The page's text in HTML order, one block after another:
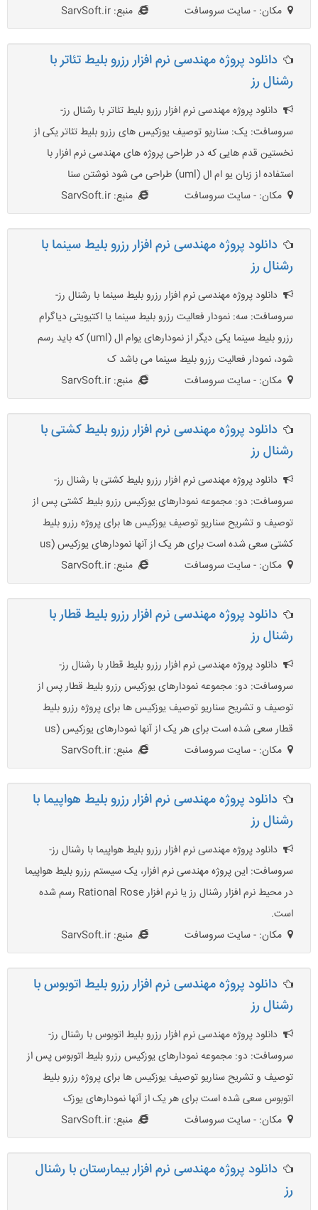
مکان: - سایت سروسافت
منبع: SarvSoft.ir
دانلود پروژه مهندسی نرم افزار رزرو بلیط تئاتر با
رشنال رز
دانلود پروژه مهندسی نرم افزار رزرو بلیط تئاتر با رشنال رز-
سروسافت: یک: سناریو توصیف یوزکیس های رزرو بلیط تئاتر یکی از
نخستین قدم هایی که در طراحی پروژه های مهندسی نرم افزار با
استفاده از زبان یو ام ال (uml) طراحی می شود نوشتن سنا
مکان: - سایت سروسافت
منبع: SarvSoft.ir
دانلود پروژه مهندسی نرم افزار رزرو بلیط سینما با
رشنال رز
دانلود پروژه مهندسی نرم افزار رزرو بلیط سینما با رشنال رز-
سروسافت: سه: نمودار فعالیت رزرو بلیط سینما یا اکتیویتی دیاگرام
رزرو بلیط سینما یکی دیگر از نمودارهای یوام ال (uml) که باید رسم
شود، نمودار فعالیت رزرو بلیط سینما می باشد ک
مکان: - سایت سروسافت
منبع: SarvSoft.ir
دانلود پروژه مهندسی نرم افزار رزرو بلیط کشتی با
رشنال رز
دانلود پروژه مهندسی نرم افزار رزرو بلیط کشتی با رشنال رز-
سروسافت: دو: مجموعه نمودارهای یوزکیس رزرو بلیط کشتی پس از
توصیف و تشریح سناریو توصیف یوزکیس ها برای پروژه رزرو بلیط
کشتی سعی شده است برای هر یک از آنها نمودارهای یوزکیس (us
مکان: - سایت سروسافت
منبع: SarvSoft.ir
دانلود پروژه مهندسی نرم افزار رزرو بلیط قطار با
رشنال رز
دانلود پروژه مهندسی نرم افزار رزرو بلیط قطار با رشنال رز-
سروسافت: دو: مجموعه نمودارهای یوزکیس رزرو بلیط قطار پس از
توصیف و تشریح سناریو توصیف یوزکیس ها برای پروژه رزرو بلیط
قطار سعی شده است برای هر یک از آنها نمودارهای یوزکیس (us
مکان: - سایت سروسافت
منبع: SarvSoft.ir
دانلود پروژه مهندسی نرم افزار رزرو بلیط هواپیما با
رشنال رز
دانلود پروژه مهندسی نرم افزار رزرو بلیط هواپیما با رشنال رز-
سروسافت: این پروژه مهندسی نرم افزار، یک سیستم رزرو بلیط هواپیما
در محیط نرم افزار رشنال رز یا نرم افزار Rational Rose رسم شده
است.
مکان: - سایت سروسافت
منبع: SarvSoft.ir
دانلود پروژه مهندسی نرم افزار رزرو بلیط اتوبوس با
رشنال رز
دانلود پروژه مهندسی نرم افزار رزرو بلیط اتوبوس با رشنال رز-
سروسافت: دو: مجموعه نمودارهای یوزکیس رزرو بلیط اتوبوس پس از
توصیف و تشریح سناریو توصیف یوزکیس ها برای پروژه رزرو بلیط
اتوبوس سعی شده است برای هر یک از آنها نمودارهای یوزک
مکان: - سایت سروسافت
منبع: SarvSoft.ir
دانلود پروژه مهندسی نرم افزار بیمارستان با رشنال
رز